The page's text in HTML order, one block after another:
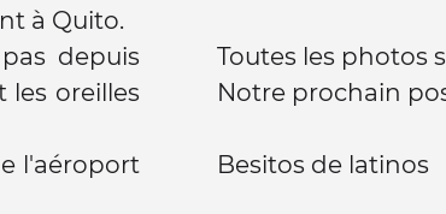
à Quito.
depuis
les oreilles
l'aéroport
Toutes les photos
Notre prochain
Besitos de latinos